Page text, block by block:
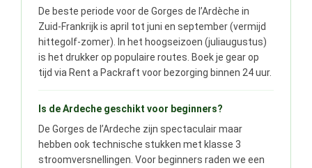
De beste periode voor de Gorges de l’Ardèche in
Zuid-Frankrijk is april tot juni en september (vermijd
hittegolf-zomer). In het hoogseizoen (juliaugustus)
is het drukker op populaire routes. Boek je gear op
tijd via Rent a Packraft voor bezorging binnen 24 uur.
Is de Ardeche geschikt voor beginners?
De Gorges de l’Ardeche zijn spectaculair maar
hebben ook technische stukken met klasse 3
stroomversnellingen. Voor beginners raden we een